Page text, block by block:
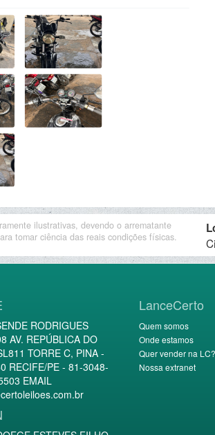
ilustrativas, devendo o arrematante
tomar ciência das reais condições físicas.
RODRIGUES
AV. REPÚBLICA DO
TORRE C, PINA -
RECIFE/PE - 81-3048-
EMAIL
LanceCerto
Quem somos
Onde estamos
Quer vender na LC?
Nossa extranet